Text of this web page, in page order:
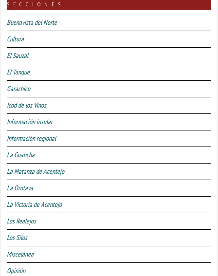
SECCIONES
Buenavista del Norte
Cultura
El Sauzal
El Tanque
Garachico
Icod de los Vinos
Información insular
Información regional
La Guancha
La Matanza de Acentejo
La Orotava
La Victoria de Acentejo
Los Realejos
Los Silos
Miscelánea
Opinión